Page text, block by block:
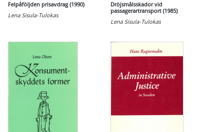
Felpåföljden prisavdrag (1990)
Lena Sisula-Tulokas
Dröjsmålsskador vid
passagerartransport (1985)
Lena Sisula-Tulokas